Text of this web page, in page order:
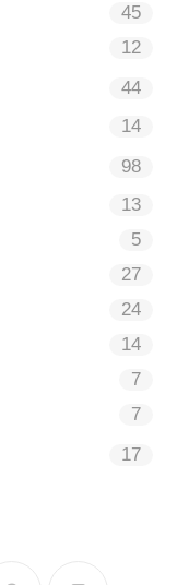
45
12
44
14
98
13
5
27
24
14
7
7
17